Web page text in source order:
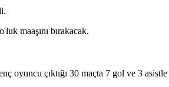
maaşını bırakacak.
oyuncu çıktığı 30 maçta 7 gol ve 3 asistle